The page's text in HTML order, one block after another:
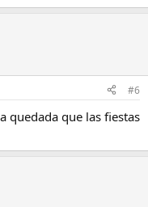
#6
quedada que las fiestas